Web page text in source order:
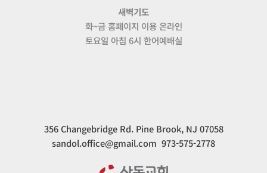
새벽기도
화~금 홈페이지 이용 온라인
토요일 아침 6시 한어예배실
356 Changebridge Rd. Pine Brook, NJ 07058
sandol.office@gmail.com 973-575-2778